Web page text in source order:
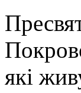
які